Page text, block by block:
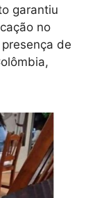
garantiu
no
de